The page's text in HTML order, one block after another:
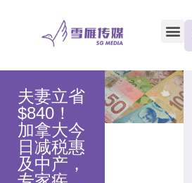
夫妻立省
$840！
加拿大今
日减税惠
及中产，